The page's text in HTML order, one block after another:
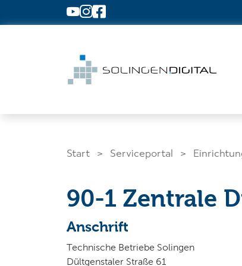
Zum Hauptinhalt springen
Start Serviceportal
Was suchen Sie?
90-1 Zentrale
Anschrift
Technische Betriebe Solingen
Dültgenstaler Straße 61